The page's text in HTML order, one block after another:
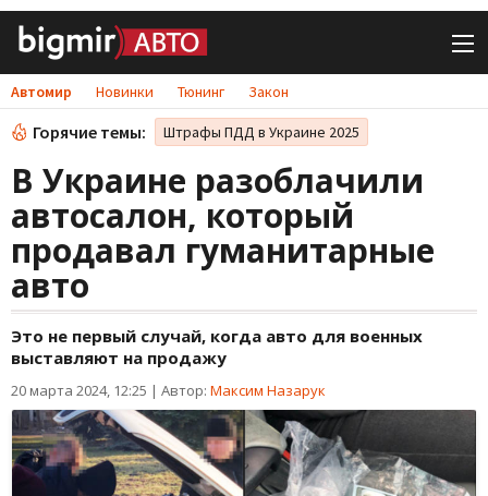
Автомир Новинки Тюнинг Закон
Горячие темы: Штрафы ПДД в Украине 2025
В Украине разоблачили
автосалон, который
продавал гуманитарные
авто
Это не первый случай, когда авто для военных
выставляют на продажу
20 марта 2024, 12:25 | Автор: Максим Назарук